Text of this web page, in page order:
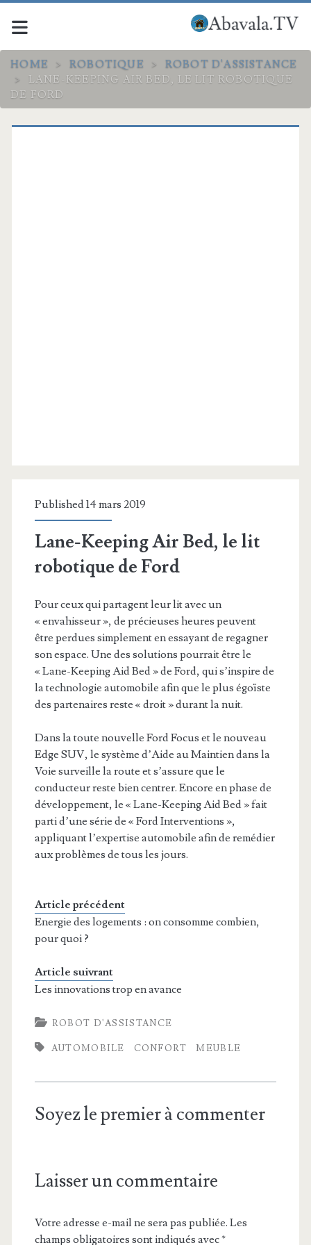
HOME > ROBOTIQUE >
ROBOT D'ASSISTANCE
>
LANE-KEEPING AIR BED, LE LIT ROBOTIQUE
DE FORD
Published 14 mars 2019
Lane-Keeping Air Bed, le lit
robotique de Ford
Pour ceux qui partagent leur lit avec un
« envahisseur », de précieuses heures peuvent
être perdues simplement en essayant de regagner
son espace. Une des solutions pourrait être le
« Lane-Keeping Aid Bed » de Ford, qui s’inspire de
la technologie automobile afin que le plus égoïste
des partenaires reste « droit » durant la nuit.
Dans la toute nouvelle Ford Focus et le nouveau
Edge SUV, le système d’Aide au Maintien dans la
Voie surveille la route et s’assure que le
conducteur reste bien centrer. Encore en phase de
développement, le « Lane-Keeping Aid Bed » fait
parti d’une série de « Ford Interventions »,
appliquant l’expertise automobile afin de remédier
aux problèmes de tous les jours.
Article précédent
Energie des logements : on consomme combien,
pour quoi ?
Article suivrant
Les innovations trop en avance
ROBOT D'ASSISTANCE
AUTOMOBILE CONFORT MEUBLE
Soyez le premier à commenter
Laisser un commentaire
Votre adresse e-mail ne sera pas publiée. Les
champs obligatoires sont indiqués avec*